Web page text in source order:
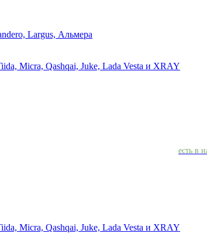
Largus, Альмера
Micra, Qashqai, Juke, Lada Vesta и XRAY
есть в
Micra, Qashqai, Juke, Lada Vesta и XRAY